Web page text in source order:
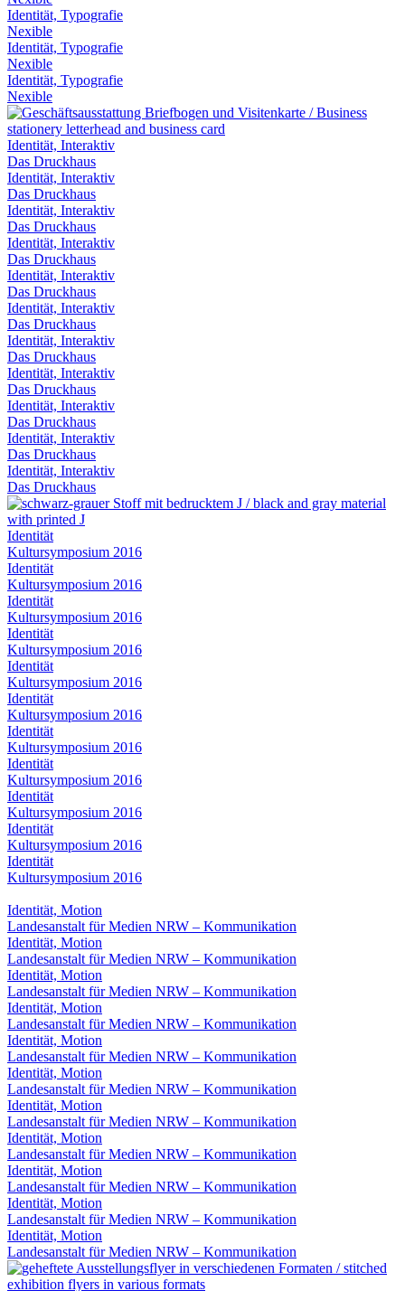
Identität, Typografie
Nexible
Identität, Typografie
Nexible
Identität, Typografie
Nexible
Identität, Interaktiv
Das Druckhaus
Identität, Interaktiv
Das Druckhaus
Identität, Interaktiv
Das Druckhaus
Identität, Interaktiv
Das Druckhaus
Identität, Interaktiv
Das Druckhaus
Identität, Interaktiv
Das Druckhaus
Identität, Interaktiv
Das Druckhaus
Identität, Interaktiv
Das Druckhaus
Identität, Interaktiv
Das Druckhaus
Identität, Interaktiv
Das Druckhaus
Identität, Interaktiv
Das Druckhaus
Identität
Kultursymposium 2016
Identität
Kultursymposium 2016
Identität
Kultursymposium 2016
Identität
Kultursymposium 2016
Identität
Kultursymposium 2016
Identität
Kultursymposium 2016
Identität
Kultursymposium 2016
Identität
Kultursymposium 2016
Identität
Kultursymposium 2016
Identität
Kultursymposium 2016
Identität
Kultursymposium 2016
Identität, Motion
Landesanstalt für Medien NRW – Kommunikation
Identität, Motion
Landesanstalt für Medien NRW – Kommunikation
Identität, Motion
Landesanstalt für Medien NRW – Kommunikation
Identität, Motion
Landesanstalt für Medien NRW – Kommunikation
Identität, Motion
Landesanstalt für Medien NRW – Kommunikation
Identität, Motion
Landesanstalt für Medien NRW – Kommunikation
Identität, Motion
Landesanstalt für Medien NRW – Kommunikation
Identität, Motion
Landesanstalt für Medien NRW – Kommunikation
Identität, Motion
Landesanstalt für Medien NRW – Kommunikation
Identität, Motion
Landesanstalt für Medien NRW – Kommunikation
Identität, Motion
Landesanstalt für Medien NRW – Kommunikation